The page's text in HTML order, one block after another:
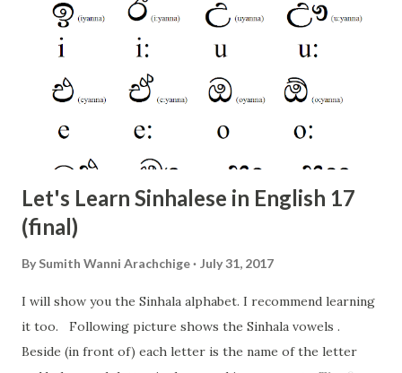
Let's Learn Sinhalese in English 17
(final)
By Sumith Wanni Arachchige July 31, 2017
I will show you the Sinhala alphabet. I recommend learning
it too. Following picture shows the Sinhala vowels .
Beside (in front of) each letter is the name of the letter